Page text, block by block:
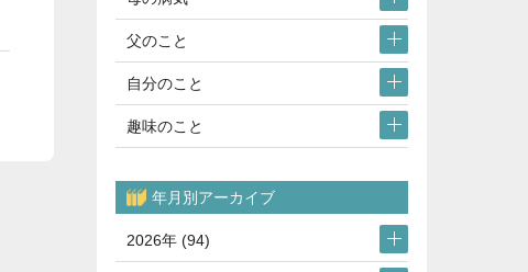
父のこと
自分のこと
趣味のこと
年月別アーカイブ
2026年 (94)